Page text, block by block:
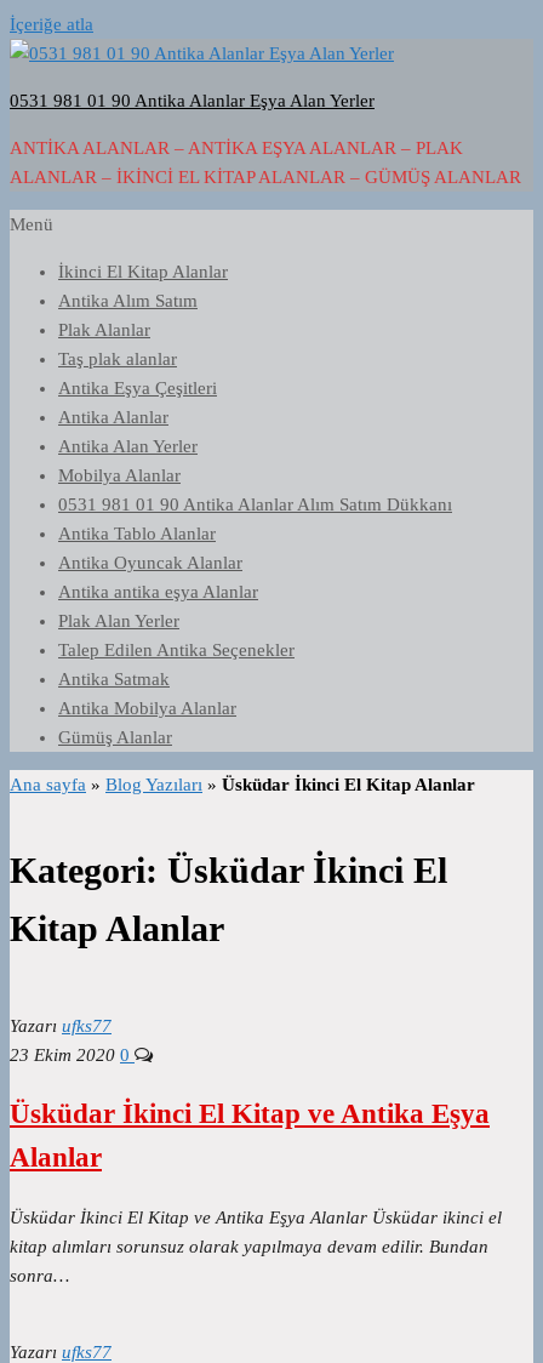
İçeriğe atla
0531 981 01 90 Antika Alanlar Eşya Alan Yerler
ANTIKA ALANLAR – ANTIKA EŞYA ALANLAR – PLAK
ALANLAR – İKINCI EL KITAP ALANLAR – GÜMÜŞ ALANLAR
Menü
İkinci El Kitap Alanlar
Antika Alım Satım
Plak Alanlar
Taş plak alanlar
Antika Eşya Çeşitleri
Antika Alanlar
Antika Alan Yerler
Mobilya Alanlar
0531 981 01 90 Antika Alanlar Alım Satım Dükkanı
Antika Tablo Alanlar
Antika Oyuncak Alanlar
Antika antika eşya Alanlar
Plak Alan Yerler
Talep Edilen Antika Seçenekler
Antika Satmak
Antika Mobilya Alanlar
Gümüş Alanlar
Ana sayfa » Blog Yazıları » Üsküdar İkinci El Kitap Alanlar
Kategori: Üsküdar İkinci El
Kitap Alanlar
Yazarı ufks77
23 Ekim 2020 0
Üsküdar İkinci El Kitap ve Antika Eşya
Alanlar
Üsküdar İkinci El Kitap ve Antika Eşya Alanlar Üsküdar ikinci el
kitap alımları sorunsuz olarak yapılmaya devam edilir. Bundan
sonra…
Yazarı ufks77